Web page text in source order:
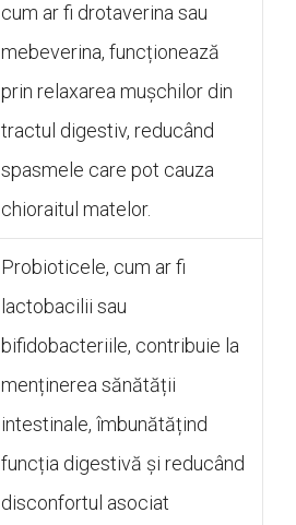
cum ar fi drotaverina sau
mebeverina, funcționează
prin relaxarea mușchilor din
tractul digestiv, reducând
spasmele care pot cauza
chioraitul matelor.
Probioticele, cum ar fi
lactobacilii sau
bifidobacteriile, contribuie la
menținerea sănătății
intestinale, îmbunătățind
funcția digestivă și reducând
disconfortul asociat